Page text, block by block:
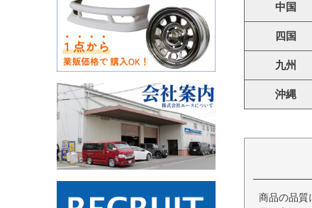
中国
四国
九州
沖縄
商品の品質